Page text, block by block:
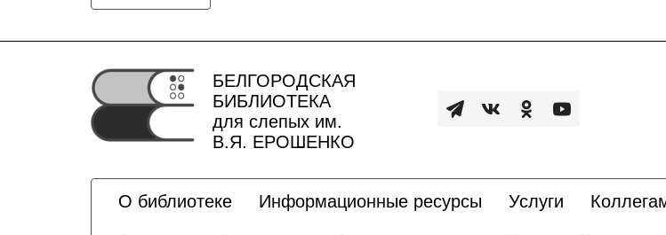
БЕЛГОРОДСКАЯ
БИБЛИОТЕКА
для слепых им.
В.Я. ЕРОШЕНКО
О библиотеке Информационные ресурсы Услуги